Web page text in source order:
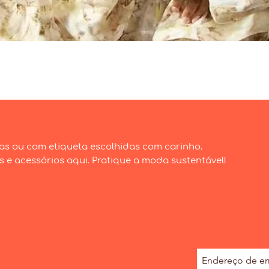
ou com etiqueta escolhidas com carinho.
e acessórios aqui. Pratique a moda sustentável!